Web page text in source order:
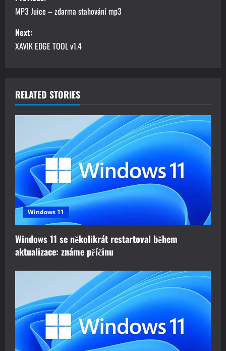
o
s
t
a
v
g
t
i
o
n
MP3 Juice – zdarma stahování mp3
Next:
XAVIK EDGE TOOL v1.4
RELATED STORIES
Windows 11
Windows 11 se několikrát restartoval během
aktualizace: známe příčinu